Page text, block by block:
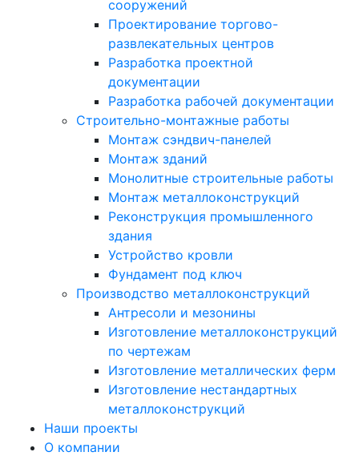
сооружений
Проектирование торгово-
развлекательных центров
Разработка проектной
документации
Разработка рабочей документации
Строительно-монтажные работы
Монтаж сэндвич-панелей
Монтаж зданий
Монолитные строительные работы
Монтаж металлоконструкций
Реконструкция промышленного
здания
Устройство кровли
Фундамент под ключ
Производство металлоконструкций
Антресоли и мезонины
Изготовление металлоконструкций
по чертежам
Изготовление металлических ферм
Изготовление нестандартных
металлоконструкций
Наши проекты
О компании